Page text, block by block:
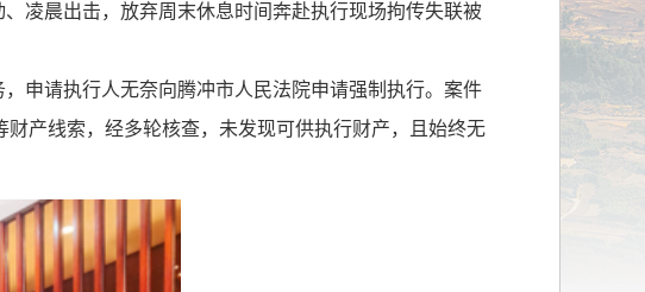
凌晨出击，放弃周末休息时间奔赴执行现场拘传失联被
申请执行人无奈向腾冲市人民法院申请强制执行。案件
产线索，经多轮核查，未发现可供执行财产，且始终无